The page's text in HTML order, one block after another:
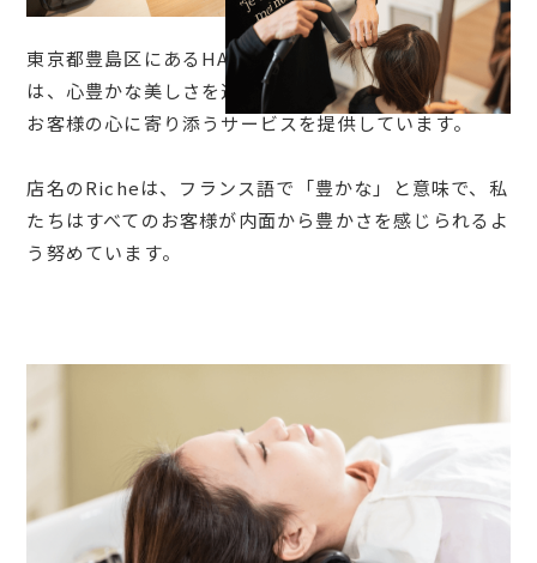
東京都豊島区にあるHAIR Design Riche（リッシュ）
は、心豊かな美しさを追求し、思いやりを大切にし、
お客様の心に寄り添うサービスを提供しています。
店名のRicheは、フランス語で「豊かな」と意味で、私
たちはすべてのお客様が内面から豊かさを感じられるよ
う努めています。